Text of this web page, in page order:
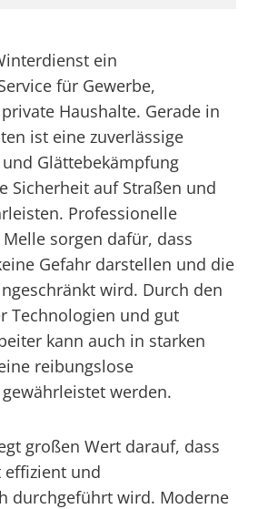
ein
für Gewerbe,
Haushalte. Gerade in
ist eine zuverlässige
Glättebekämpfung
Sicherheit auf Straßen und
Professionelle
sorgen dafür, dass
Gefahr darstellen und die
wird. Durch den
Technologien und gut
kann auch in starken
reibungslose
werden.
großen Wert darauf, dass
und
durchgeführt wird. Moderne